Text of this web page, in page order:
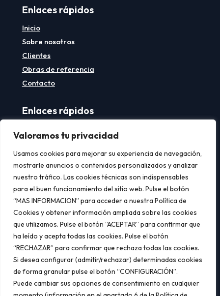
Valoramos tu privacidad
Usamos cookies para mejorar su experiencia de navegación,
mostrarle anuncios o contenidos personalizados y analizar
nuestro tráfico. Las cookies técnicas son indispensables
para el buen funcionamiento del sitio web. Pulse el botón
“MAS INFORMACION” para acceder a nuestra Política de
Cookies y obtener información ampliada sobre las cookies
que utilizamos. Pulse el botón “ACEPTAR” para confirmar que
ha leído y acepta todas las cookies. Pulse el botón
“RECHAZAR” para confirmar que rechaza todas las cookies.
Si desea configurar (admitir/rechazar) determinadas cookies
de forma granular pulse el botón “CONFIGURACIÓN”.
Puede cambiar sus opciones de consentimiento en cualquier
Enlaces rápidos
Inicio
Sobre nosotros
Clientes
Obras de referencia
Contacto
Enlaces rápidos
Política de privacidad
Política de cookies
Contacto
 C/ Isla de Tabarca, 6,14011 CÓRDOBA
 957 32 57 00
 administracion@climabetica.com
Desarrollado por